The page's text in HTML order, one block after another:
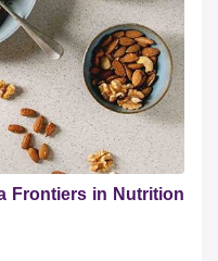
Frontiers in Nutrition